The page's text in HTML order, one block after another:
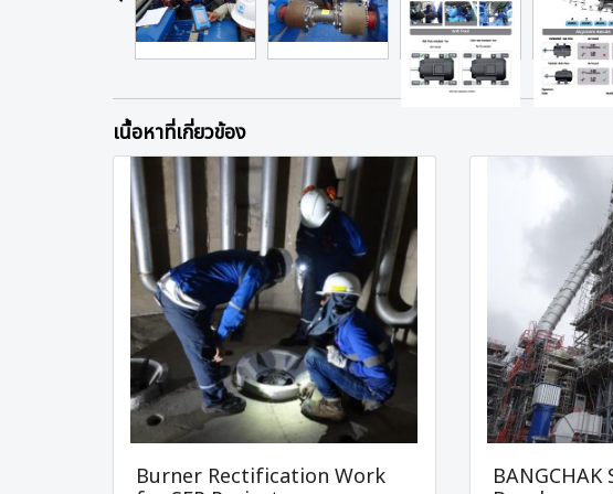
เนื้อหาที่เกี่ยวข้อง
Burner Rectification Work